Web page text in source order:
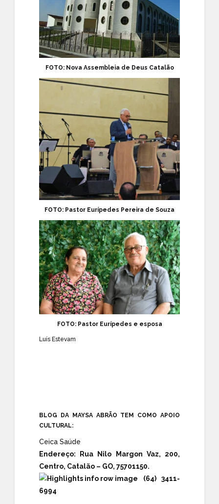
FOTO: Nova Assembleia de Deus Catalão
FOTO: Pastor Eurípedes Pereira de Souza
FOTO: Pastor Eurípedes e esposa
Luís Estevam
BLOG DA MAYSA ABRÃO TEM COMO APOIO
CULTURAL:
Ceica Saúde
Endereço: Rua Nilo Margon Vaz, 200,
Centro, Catalão – GO, 75701150.
(64) 3411-
6994